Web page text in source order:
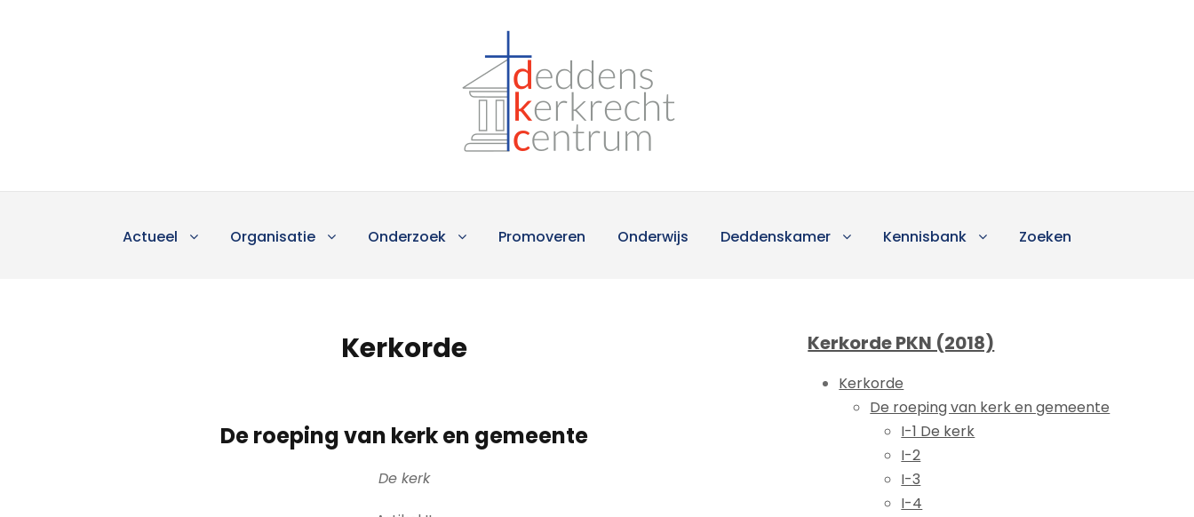
Actueel Organisatie Onderzoek Promoveren Onderwijs Deddenskamer Kennisbank Zoeken
Kerkorde
De roeping van kerk en gemeente
De kerk
Kerkorde PKN (2018)
Kerkorde
De roeping van kerk en gemeente
I-1 De kerk
I-2
I-3
I-4